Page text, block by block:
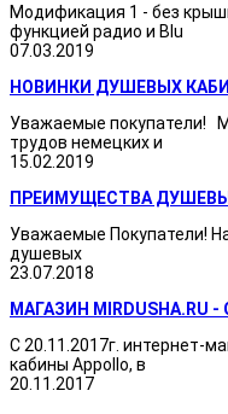
Модификация 1 - без
функцией радио и Blu
07.03.2019
НОВИНКИ ДУШЕВЫХ КАБИН
Уважаемые покупатели!
трудов немецких и
15.02.2019
ПРЕИМУЩЕСТВА
Уважаемые Покупатели!
душевых
23.07.2018
МАГАЗИН
С 20.11.2017г. интернет-
кабины Appollo, в
20.11.2017